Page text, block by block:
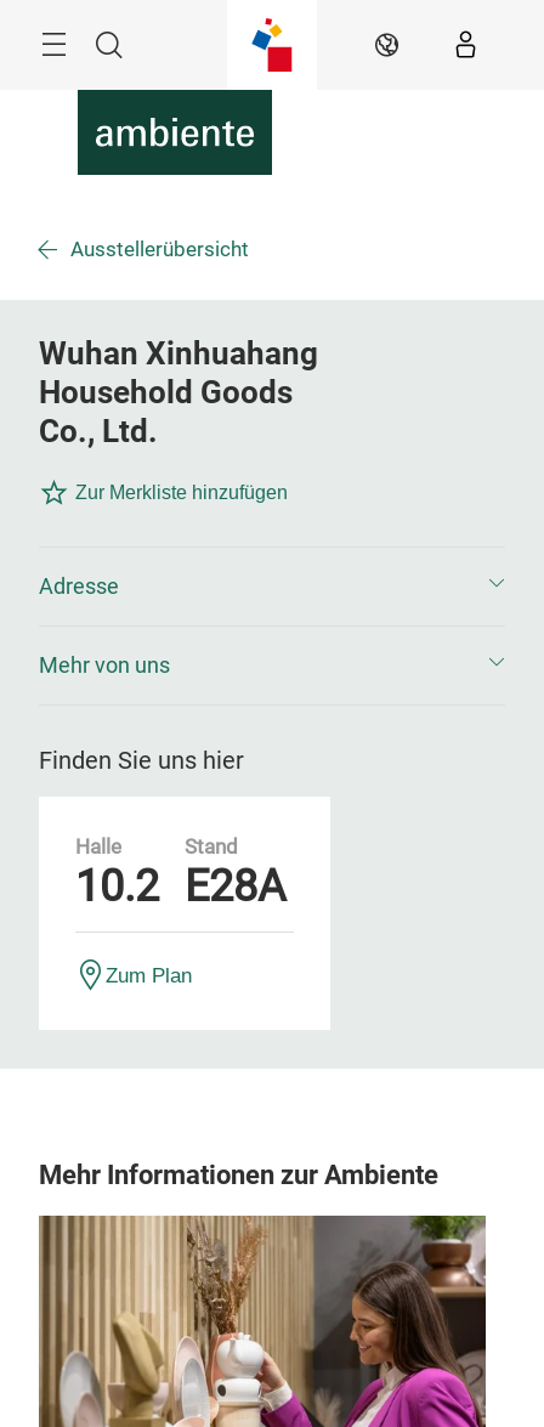
Suche DE
Ausstellerübersicht
Wuhan Xinhuahang
Household Goods
Co., Ltd.
Zur Merkliste hinzufügen
Adresse
Mehr von uns
Finden Sie uns hier
Halle
10.2
Stand
E28A
Zum Plan
Mehr Informationen zur Ambiente